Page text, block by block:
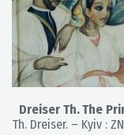
Dreiser Th. The
Th. Dreiser. – Kyiv :